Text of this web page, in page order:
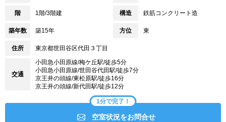
階 1階/3階建 構造 鉄筋コンクリート造
築年数 築15年 方位 東
住所 東京都世田谷区代田３丁目
交通
小田急小田原線/梅ケ丘駅/徒歩5分
小田急小田原線/世田谷代田駅/徒歩7分
京王井の頭線/東松原駅/徒歩16分
京王井の頭線/新代田駅/徒歩12分
1分で完了！
空室状況をお問合せ